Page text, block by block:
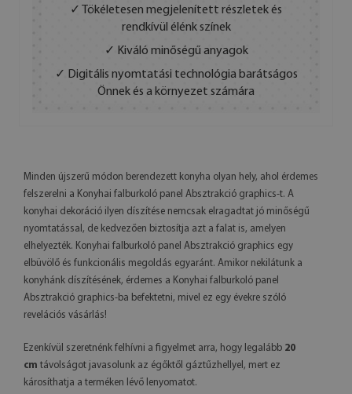
✓ Tökéletesen megjelenített részletek és
rendkívül élénk színek
✓ Kiváló minőségű anyagok
✓ Digitális nyomtatási technológia barátságos
Önnek és a környezet számára
Minden újszerű módon berendezett konyha olyan hely, ahol érdemes
felszerelni a Konyhai falburkoló panel Absztrakció graphics-t. A
konyhai dekoráció ilyen díszítése nemcsak elragadtat jó minőségű
nyomtatással, de kedvezően biztosítja azt a falat is, amelyen
elhelyezték. Konyhai falburkoló panel Absztrakció graphics egy
elbüvölő és funkcionális megoldás egyaránt. Amikor nekilátunk a
konyhánk díszítésének, érdemes a Konyhai falburkoló panel
Absztrakció graphics-ba befektetni, mivel ez egy évekre szóló
revelációs vásárlás!
Ezenkívül szeretnénk felhívni a figyelmet arra, hogy legalább 20
cm távolságot javasolunk az égőktől gáztűzhellyel, mert ez
károsíthatja a terméken lévő lenyomatot.